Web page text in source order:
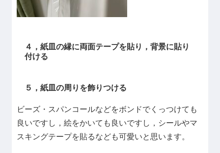
４，紙皿の縁に両面テープを貼り，背景に貼り
付ける
５，紙皿の周りを飾りつける
ビーズ・スパンコールなどをボンドでくっつけても
良いですし，絵をかいても良いですし，シールやマ
スキングテープを貼るなども可愛いと思います。